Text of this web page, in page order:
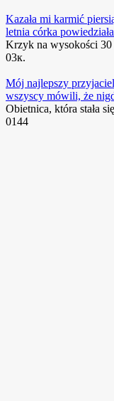
Kazała mi karmić
letnia córka
Krzyk na wysokości
03к.
Mój najlepszy
wszyscy mówili, że
Obietnica, która stała
0144